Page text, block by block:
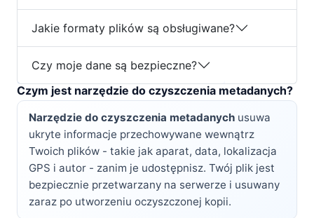
Jakie formaty plików są obsługiwane?
Czy moje dane są bezpieczne?
Czym jest narzędzie do czyszczenia metadanych?
Narzędzie do czyszczenia metadanych usuwa
ukryte informacje przechowywane wewnątrz
Twoich plików - takie jak aparat, data, lokalizacja
GPS i autor - zanim je udostępnisz. Twój plik jest
bezpiecznie przetwarzany na serwerze i usuwany
zaraz po utworzeniu oczyszczonej kopii.